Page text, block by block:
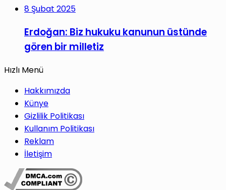
8 Şubat 2025
Erdoğan: Biz hukuku kanunun üstünde
gören bir milletiz
Hızlı Menü
Hakkımızda
Künye
Gizlilik Politikası
Kullanım Politikası
Reklam
İletişim